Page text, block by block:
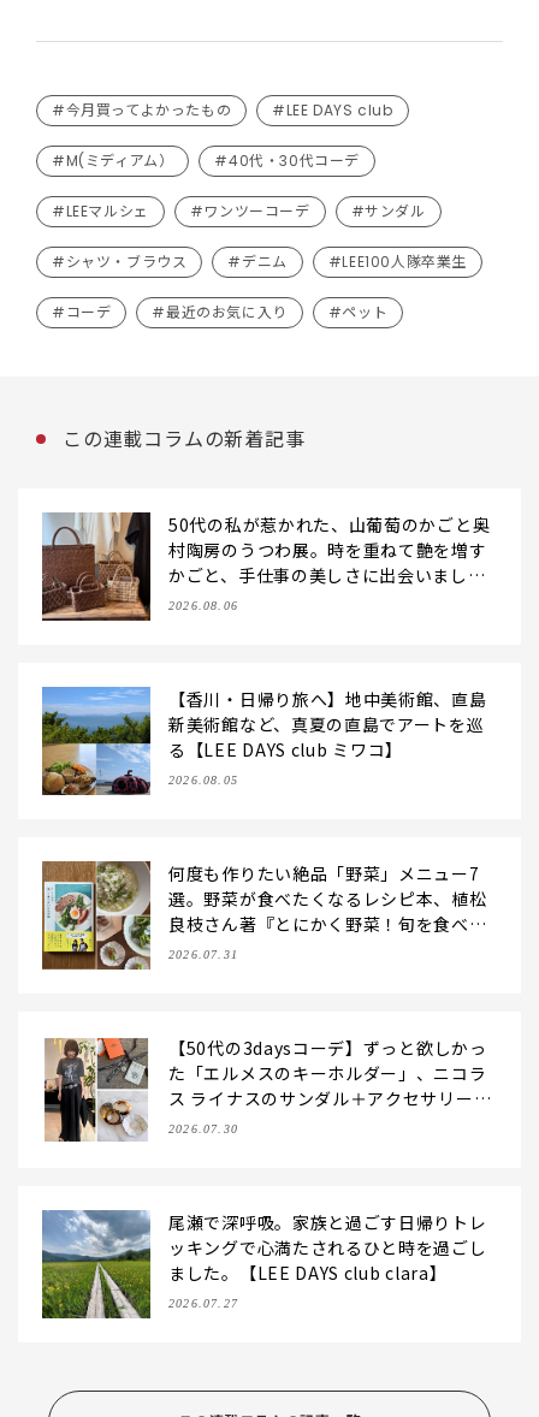
#今月買ってよかったもの #LEE DAYS club
#M(ミディアム） #40代・30代コーデ
#LEEマルシェ #ワンツーコーデ #サンダル
#シャツ・ブラウス #デニム #LEE100人隊卒業生
#コーデ #最近のお気に入り #ペット
この連載コラムの新着記事
50代の私が惹かれた、山葡萄のかごと奥
村陶房のうつわ展。時を重ねて艶を増す
かごと、手仕事の美しさに出会いまし
た。【LEE DAYS club tanpopo】
2026.08.06
【香川・日帰り旅へ】地中美術館、直島
新美術館など、真夏の直島でアートを巡
る【LEE DAYS club ミワコ】
2026.08.05
何度も作りたい絶品「野菜」メニュー7
選。野菜が食べたくなるレシピ本、植松
良枝さん著『とにかく野菜！旬を食べた
いレシピ帖』【LEE DAYS club ering
2026.07.31
【50代の3daysコーデ】ずっと欲しかっ
た「エルメスのキーホルダー」、ニコラ
ス ライナスのサンダル＋アクセサリーと
レースキャミで夏のおしゃれを更新！
2026.07.30
尾瀬で深呼吸。家族と過ごす日帰りトレ
ッキングで心満たされるひと時を過ごし
ました。【LEE DAYS club clara】
2026.07.27